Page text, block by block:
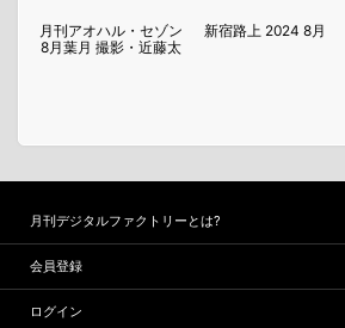
月刊アオハル・セゾン
8月葉月 撮影・近藤太
新宿路上 2024 8月
月刊デジタルファクトリーとは?
会員登録
ログイン